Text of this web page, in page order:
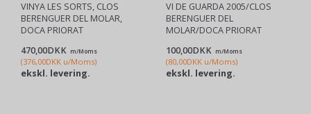
VINYA LES SORTS, CLOS
BERENGUER DEL MOLAR,
DOCA PRIORAT
470,00DKK m/Moms
(376,00DKK u/Moms)
ekskl. levering.
VI DE GUARDA 2005/CLOS
BERENGUER DEL
MOLAR/DOCA PRIORAT
100,00DKK m/Moms
(80,00DKK u/Moms)
ekskl. levering.